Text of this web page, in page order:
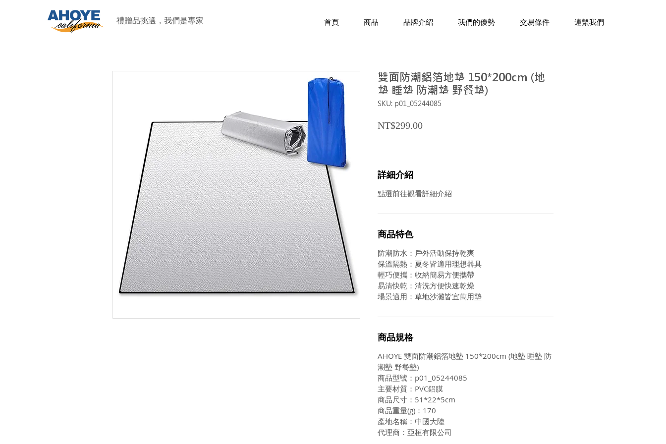
禮贈品挑選，我們是專家 首頁 商品 品牌介紹 我們的優勢 交易條件 連繫我們
雙面防潮鋁箔地墊 150*200cm (地
墊 睡墊 防潮墊 野餐墊)
SKU: p01_05244085
NT$299.00Price
詳細介紹
點選前往觀看詳細介紹
商品特色
防潮防水：戶外活動保持乾爽
保溫隔熱：夏冬皆適用理想器具
輕巧便攜：收納簡易方便攜帶
易清快乾：清洗方便快速乾燥
場景適用：草地沙灘皆宜萬用墊
商品規格
AHOYE 雙面防潮鋁箔地墊 150*200cm (地墊 睡墊 防
潮墊 野餐墊)
商品型號：p01_05244085
主要材質：PVC鋁膜
商品尺寸：51*22*5cm
商品重量(g)：170
產地名稱：中國大陸
代理商：亞桓有限公司